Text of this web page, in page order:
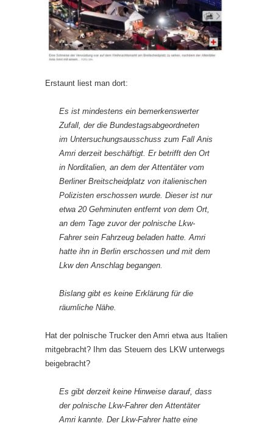
Erstaunt liest man dort:
Es ist mindestens ein bemerkenswerter
Zufall, der die Bundestagsabgeordneten
im Untersuchungsausschuss zum Fall Anis
Amri derzeit beschäftigt. Er betrifft den Ort
in Norditalien, an dem der Attentäter vom
Berliner Breitscheidplatz von italienischen
Polizisten erschossen wurde. Dieser ist nur
etwa 20 Gehminuten entfernt von dem Ort,
an dem Tage zuvor der polnische Lkw-
Fahrer sein Fahrzeug beladen hatte. Amri
hatte ihn in Berlin erschossen und mit dem
Lkw den Anschlag begangen.
Bislang gibt es keine Erklärung für die
räumliche Nähe.
Hat der polnische Trucker den Amri etwa aus Italien
mitgebracht? Ihm das Steuern des LKW unterwegs
beigebracht?
Es gibt derzeit keine Hinweise darauf, dass
der polnische Lkw-Fahrer den Attentäter
Amri kannte. Der Lkw-Fahrer hatte eine